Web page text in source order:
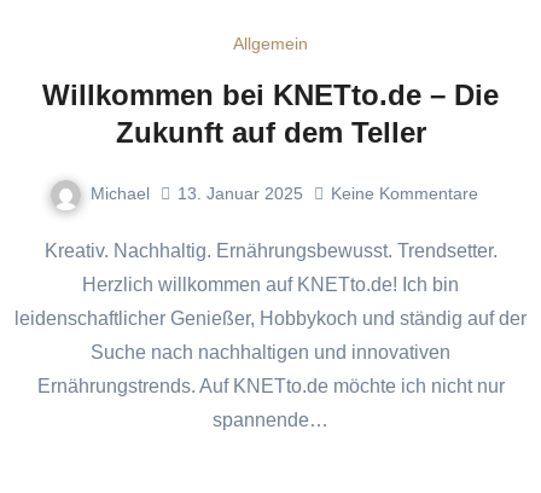
Allgemein
Willkommen bei KNETto.de – Die
Zukunft auf dem Teller
Michael 13. Januar 2025 Keine Kommentare
Kreativ. Nachhaltig. Ernährungsbewusst. Trendsetter.
Herzlich willkommen auf KNETto.de! Ich bin
leidenschaftlicher Genießer, Hobbykoch und ständig auf der
Suche nach nachhaltigen und innovativen
Ernährungstrends. Auf KNETto.de möchte ich nicht nur
spannende…